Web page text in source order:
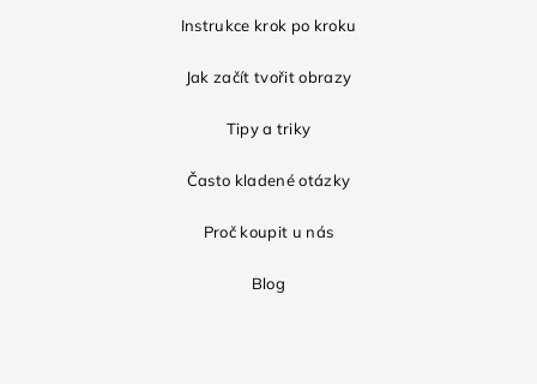
Instrukce krok po kroku
Jak začít tvořit obrazy
Tipy a triky
Často kladené otázky
Proč koupit u nás
Blog